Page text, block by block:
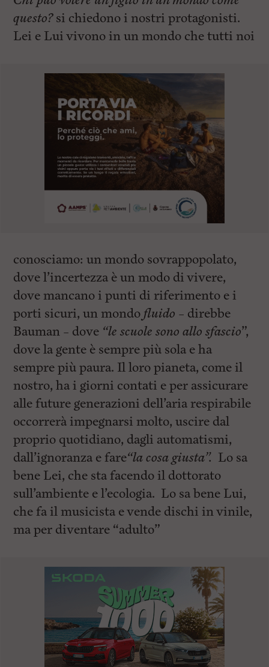
questo?si chiedono i nostri protagonisti.
Lei e Lui vivono in un mondo che tutti noi
conosciamo: un mondo sovrappopolato,
dove l’incertezza è un modo di vivere,
dove mancano i punti di riferimento e i
porti sicuri, un mondofluido – direbbe
Bauman – dove “le scuole sono allo sfascio”,
dove la gente è sempre più sola e ha
sempre più paura. Il loro pianeta, come il
nostro, ha i giorni contati e per assicurare
alle future generazioni dell’aria respirabile
occorrerà impegnarsi molto, uscire dal
proprio quotidiano, dagli automatismi,
dall’ignoranza e fare“la cosa giusta”. Lo sa
bene Lei, che sta facendo il dottorato
sull’ambiente e l’ecologia. Lo sa bene Lui,
che fa il musicista e vende dischi in vinile,
ma per diventare “adulto”